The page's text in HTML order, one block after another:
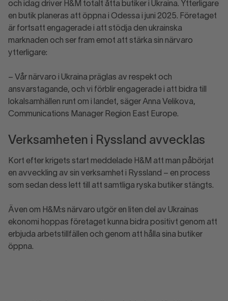
och idag driver H&M totalt åtta butiker i Ukraina. Ytterligare
en butik planeras att öppna i Odessa i juni 2025. Företaget
är fortsatt engagerade i att stödja den ukrainska
marknaden och ser fram emot att stärka sin närvaro
ytterligare:
– Vår närvaro i Ukraina präglas av respekt och
ansvarstagande, och vi förblir engagerade i att bidra till
lokalsamhällen runt om i landet, säger Anna Velikova,
Communications Manager Region East Europe.
Verksamheten i Ryssland avvecklas
Kort efter krigets start meddelade H&M att man påbörjat
en avveckling av sin verksamhet i Ryssland – en process
som sedan dess lett till att samtliga ryska butiker stängts.
Även om H&M:s närvaro utgör en liten del av Ukrainas
ekonomi hoppas företaget kunna bidra positivt genom att
erbjuda arbetstillfällen och genom att hålla sina butiker
öppna.